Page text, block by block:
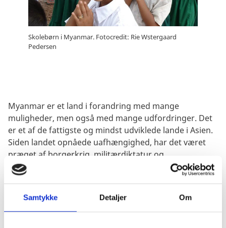
Samtykke Detaljer Om
Skolebørn i Myanmar. Fotocredit: Rie Wstergaard
Pedersen
Myanmar er et land i forandring med mange
muligheder, men også med mange udfordringer. Det
er et af de fattigste og mindst udviklede lande i Asien.
Siden landet opnåede uafhængighed, har det været
præget af borgerkrig, militærdiktatur og
undertrykkelse af demokratiske kræfter, og landet har
samtidig isoleret sig fra omverdenen. I 2011 indledte
formål at opnå et mere demokratisk og
markedsbaseret samfund med social lighed; et